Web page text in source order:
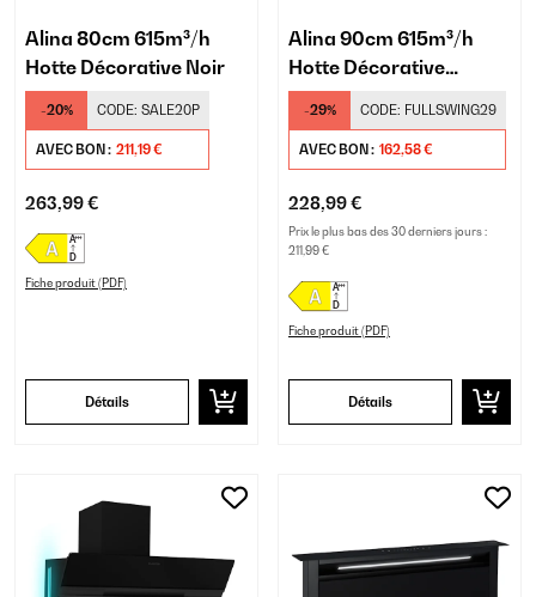
Alina 80cm 615m³/h
Hotte Décorative Noir
-20% CODE: SALE20P
AVEC BON : 211,19 €
263,99 €
Fiche produit (PDF)
Détails
Alina 90cm 615m³/h
Hotte Décorative
Noir/Argent
-29% CODE: FULLSWING29
AVEC BON : 162,58 €
228,99 €
Prix le plus bas des 30 derniers jours :
211,99 €
Fiche produit (PDF)
Détails